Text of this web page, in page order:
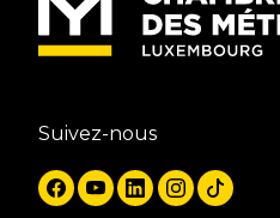
Suivez-nous